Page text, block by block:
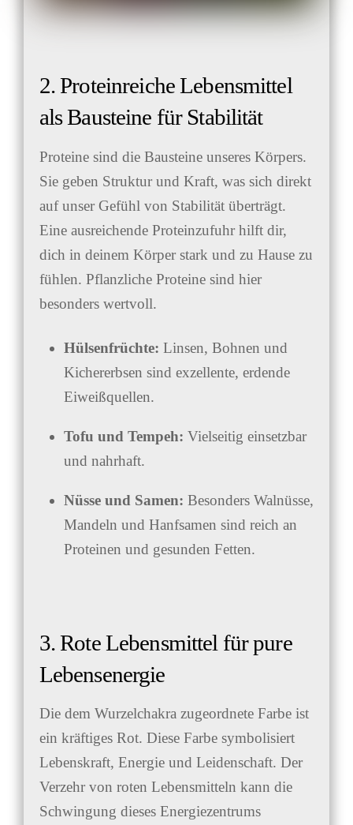
2. Proteinreiche Lebensmittel
als Bausteine für Stabilität
Proteine sind die Bausteine unseres Körpers.
Sie geben Struktur und Kraft, was sich direkt
auf unser Gefühl von Stabilität überträgt.
Eine ausreichende Proteinzufuhr hilft dir,
dich in deinem Körper stark und zu Hause zu
fühlen. Pflanzliche Proteine sind hier
besonders wertvoll.
Hülsenfrüchte: Linsen, Bohnen und
Kichererbsen sind exzellente, erdende
Eiweißquellen.
Tofu und Tempeh: Vielseitig einsetzbar
und nahrhaft.
Nüsse und Samen: Besonders Walnüsse,
Mandeln und Hanfsamen sind reich an
Proteinen und gesunden Fetten.
3. Rote Lebensmittel für pure
Lebensenergie
Die dem Wurzelchakra zugeordnete Farbe ist
ein kräftiges Rot. Diese Farbe symbolisiert
Lebenskraft, Energie und Leidenschaft. Der
Verzehr von roten Lebensmitteln kann die
Schwingung dieses Energiezentrums